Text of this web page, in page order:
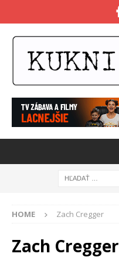
HOME Zach Cregger
Zach Cregger